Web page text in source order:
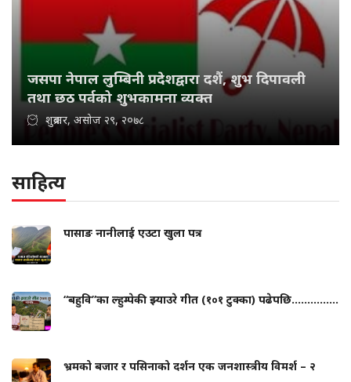
जसपा नेपाल लुम्बिनी प्रदेशद्वारा दशैं, शुभ दिपावली
तथा छठ पर्वको शुभकामना व्यक्त
शुक्रबार, असोज २९, २०७८
साहित्य
पासाङ नानीलाई एउटा खुला पत्र
“बहुवि”का ल्हुम्पेकी झ्याउरे गीत (१०१ टुक्का) पढेपछि...............
भ्रमको बजार र पसिनाको दर्शन एक जनशास्त्रीय विमर्श – २